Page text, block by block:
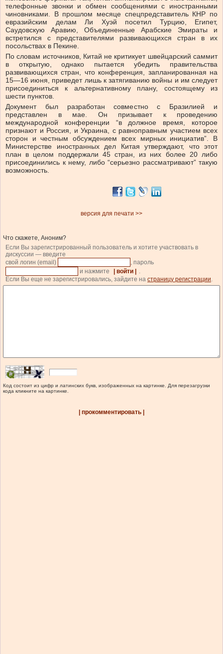
телефонные звонки и обмен сообщениями с иностранными
чиновниками. В прошлом месяце спецпредставитель КНР по
евразийским делам Ли Хуэй посетил Турцию, Египет,
Саудовскую Аравию, Объединенные Арабские Эмираты и
встретился с представителями развивающихся стран в их
посольствах в Пекине.
По словам источников, Китай не критикует швейцарский саммит
в открытую, однако пытается убедить правительства
развивающихся стран, что конференция, запланированная на
15—16 июня, приведет лишь к затягиванию войны и им следует
присоединиться к альтернативному плану, состоящему из
шести пунктов.
Документ был разработан совместно с Бразилией и
представлен в мае. Он призывает к проведению
международной конференции “в должное время, которое
признают и Россия, и Украина, с равноправным участием всех
сторон и честным обсуждением всех мирных инициатив”. В
Министерстве иностранных дел Китая утверждают, что этот
план в целом поддержали 45 стран, из них более 20 либо
присоединились к нему, либо “серьезно рассматривают” такую
возможность.
версия для печати >>
Что скажете, Аноним?
Если Вы зарегистрированный пользователь и хотите участвовать в
дискуссии — введите
свой логин (email)
, пароль
и нажмите
| войти |
.
Если Вы еще не зарегистрировались, зайдите на страницу регистрации.
Код состоит из цифр и латинских букв, изображенных на картинке. Для перезагрузки
кода кликните на картинке.
| прокомментировать |